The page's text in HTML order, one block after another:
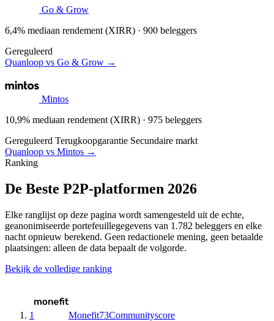
Go & Grow
6,4% mediaan rendement (XIRR) · 900 beleggers
Gereguleerd
Quanloop vs Go & Grow →
Mintos
10,9% mediaan rendement (XIRR) · 975 beleggers
Gereguleerd Terugkoopgarantie Secundaire markt
Quanloop vs Mintos →
Ranking
De Beste P2P-platformen 2026
Elke ranglijst op deze pagina wordt samengesteld uit de echte,
geanonimiseerde portefeuillegegevens van 1.782 beleggers en elke
nacht opnieuw berekend. Geen redactionele mening, geen betaalde
plaatsingen: alleen de data bepaalt de volgorde.
Bekijk de volledige ranking
1 Monefit73Communityscore